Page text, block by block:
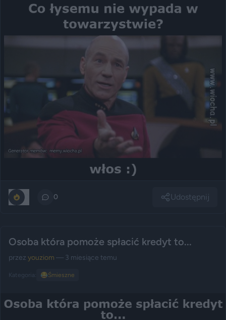
0 Udostępnij
Osoba która pomoże spłacić kredyt to...
przez youziom — 3 miesiące temu
Kategoria: 😂Śmieszne